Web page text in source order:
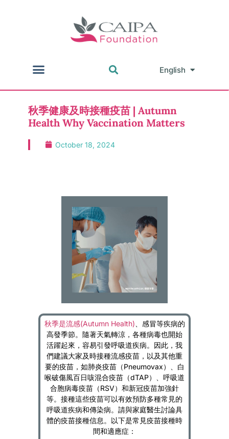
English
中文
秋季健康及時接種疫苗 | Autumn
Health Why Vaccination Matters
October 18, 2024
秋季是流感(Autumn Health)、感冒等疾病的
高發季節。隨著天氣轉涼，各種病毒也開始
活躍起來，容易引發呼吸道疾病。因此，我
們建議大家及時接種流感疫苗，以及其他重
要的疫苗，如肺炎疫苗（Pneumovax）、白
喉破傷風百日咳混合疫苗（dTAP）、呼吸道
合胞病毒疫苗（RSV）和新冠疫苗加強針
等。接種這些疫苗可以有效預防多種常見的
呼吸道疾病和傳染病。請與家庭醫生討論具
體的疫苗接種信息。以下是常見疫苗接種時
間和適應症：